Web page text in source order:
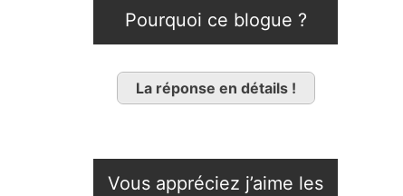
Pourquoi ce blogue ?
La réponse en détails !
Vous appréciez j’aime les